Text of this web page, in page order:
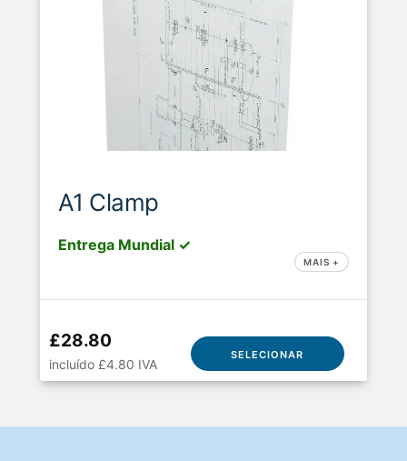
A1 Clamp
Entrega Mundial ✓
MAIS +
£28.80
incluído £4.80 IVA
SELECIONAR